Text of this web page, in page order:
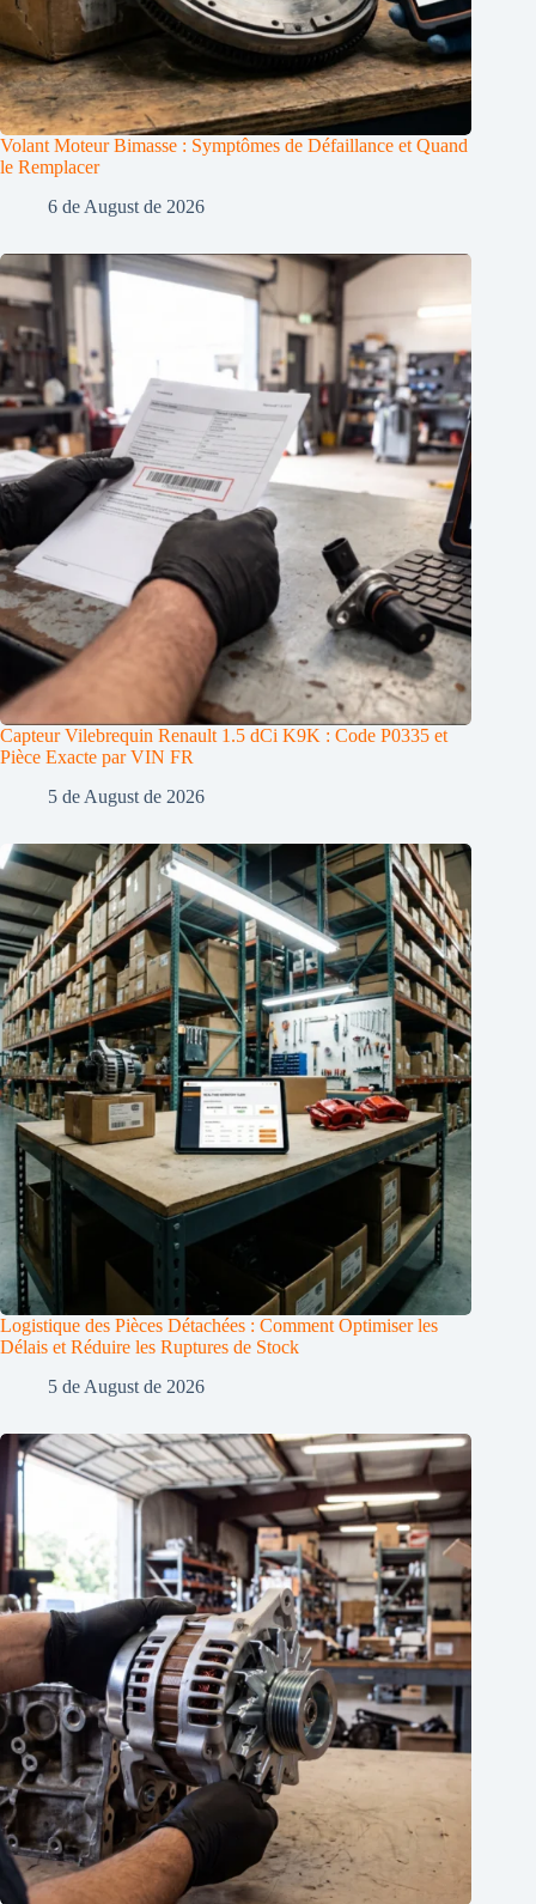
Volant Moteur Bimasse : Symptômes de Défaillance et Quand
le Remplacer
6 de August de 2026
Capteur Vilebrequin Renault 1.5 dCi K9K : Code P0335 et
Pièce Exacte par VIN FR
5 de August de 2026
Logistique des Pièces Détachées : Comment Optimiser les
Délais et Réduire les Ruptures de Stock
5 de August de 2026